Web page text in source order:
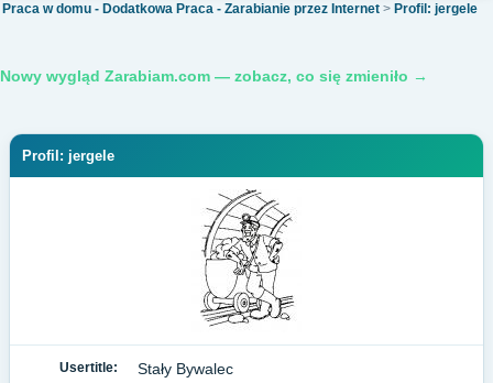
Praca w domu - Dodatkowa Praca - Zarabianie przez Internet > Profil: jergele
Nowy wygląd Zarabiam.com — zobacz, co się zmieniło →
Profil: jergele
Usertitle: Stały Bywalec